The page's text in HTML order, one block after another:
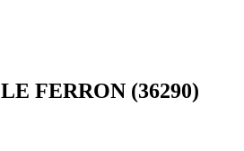
FERRON (36290)